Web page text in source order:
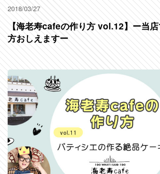
2018/03/27
【海老寿cafeの作り方 vol.12】ー当
方おしえますー